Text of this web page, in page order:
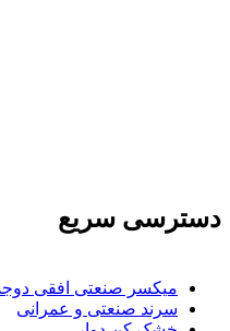
دسترسی سریع
میکسر صنعتی افقی
سرند صنعتی و عمرانی